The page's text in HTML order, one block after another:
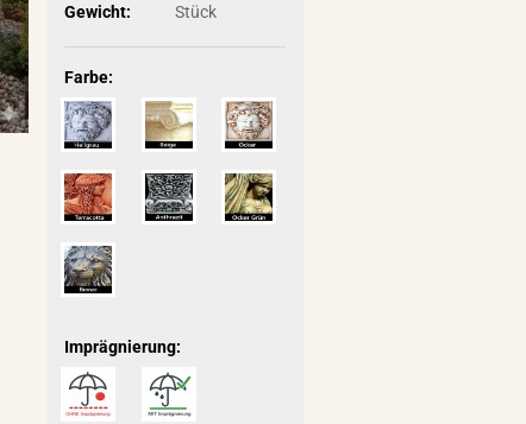
Gewicht:
Stück
Farbe:
Imprägnierung: